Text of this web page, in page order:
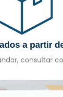
a partir
consultar